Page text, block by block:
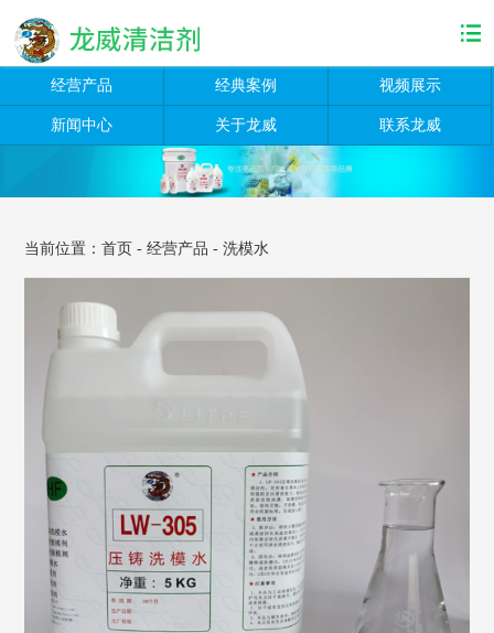
经营产品 经典案例 视频展示
新闻中心 关于龙威 联系龙威
当前位置：首页 -经营产品 -洗模水